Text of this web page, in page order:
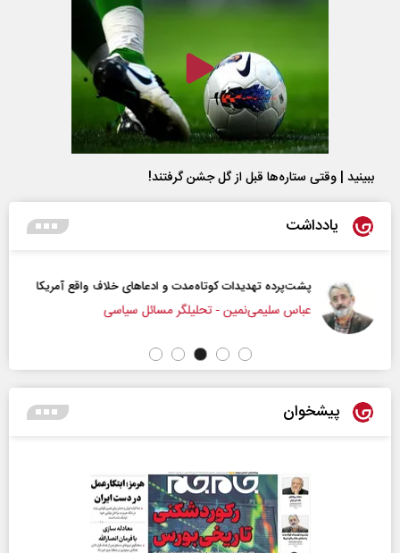
ببینید | وقتی ستاره‌ها قبل از گل جشن گرفتند!
یادداشت
پشت‌پرده تهدیدات کوتاه‏‌مدت و ادعا‌های خلاف واقع آمریکا
عباس سلیمی‌نمین - تحلیلگر مسائل سیاسی
پیشخوان